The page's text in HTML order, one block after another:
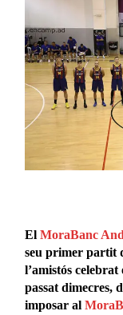
ElMoraBanc
seu primer partit
l’amistós
passat dimecres,
imposar al